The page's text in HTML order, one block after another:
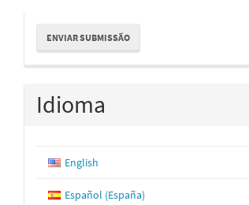
Enviar
Submissão
ENVIAR SUBMISSÃO
Idioma
English
Español (España)